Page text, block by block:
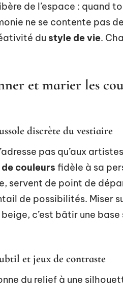
de l’espace : quand
ne se contente pas
du style de vie.
et marier les
discrète du vestiaire
pas qu’aux
couleurs fidèle à sa
servent de point de
de possibilités. Miser
c’est bâtir une
et jeux de contraste
du relief à une